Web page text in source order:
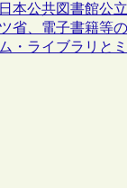
日本公共図書館公
省、電子書籍等
・ライブラリ